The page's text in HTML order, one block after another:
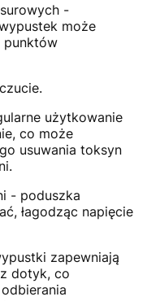
-
może
punktów
użytkowanie
co może
usuwania toksyn
- poduszka
łagodząc napięcie
zapewniają
dotyk, co